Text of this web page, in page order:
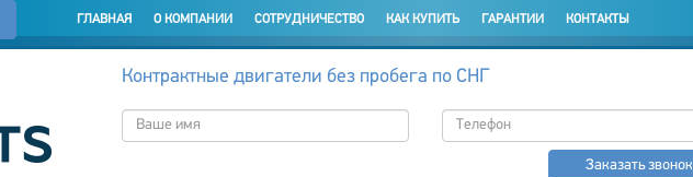
ГЛАВНАЯ О КОМПАНИИ СОТРУДНИЧЕСТВО КАК КУПИТЬ ГАРАНТИИ КОНТАКТЫ
Контрактные двигатели без пробега по СНГ
Заказать звонок